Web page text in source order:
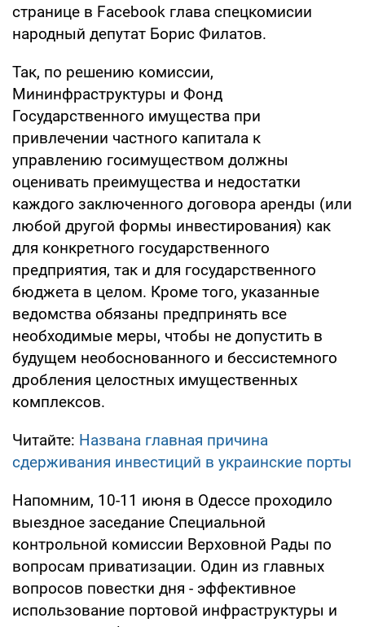
странице в Facebook глава спецкомисии
народный депутат Борис Филатов.
Так, по решению комиссии,
Мининфраструктуры и Фонд
Государственного имущества при
привлечении частного капитала к
управлению госимуществом должны
оценивать преимущества и недостатки
каждого заключенного договора аренды (или
любой другой формы инвестирования) как
для конкретного государственного
предприятия, так и для государственного
бюджета в целом. Кроме того, указанные
ведомства обязаны предпринять все
необходимые меры, чтобы не допустить в
будущем необоснованного и бессистемного
дробления целостных имущественных
комплексов.
Читайте: Названа главная причина
сдерживания инвестиций в украинские порты
Напомним, 10-11 июня в Одессе проходило
выездное заседание Специальной
контрольной комиссии Верховной Рады по
вопросам приватизации. Один из главных
вопросов повестки дня - эффективное
использование портовой инфраструктуры и